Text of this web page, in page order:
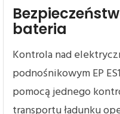
bateria
Kontrola nad
podnośnikowym EP
pomocą jednego
transportu ładunku